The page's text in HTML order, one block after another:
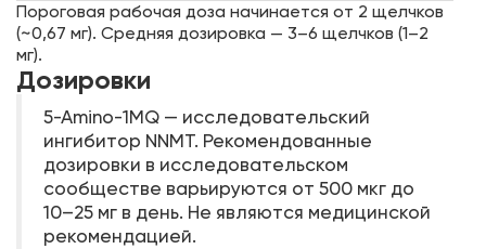
Пороговая рабочая доза начинается от 2 щелчков
(~0,67 мг). Средняя дозировка — 3–6 щелчков (1–2
мг).
Дозировки
5-Amino-1MQ — исследовательский
ингибитор NNMT. Рекомендованные
дозировки в исследовательском
сообществе варьируются от 500 мкг до
10–25 мг в день. Не являются медицинской
рекомендацией.